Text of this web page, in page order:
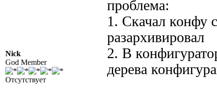
Nick
God Member
Отсутствует
проблема:
1. Скачал конфу
разархивировал
2. В
дерева